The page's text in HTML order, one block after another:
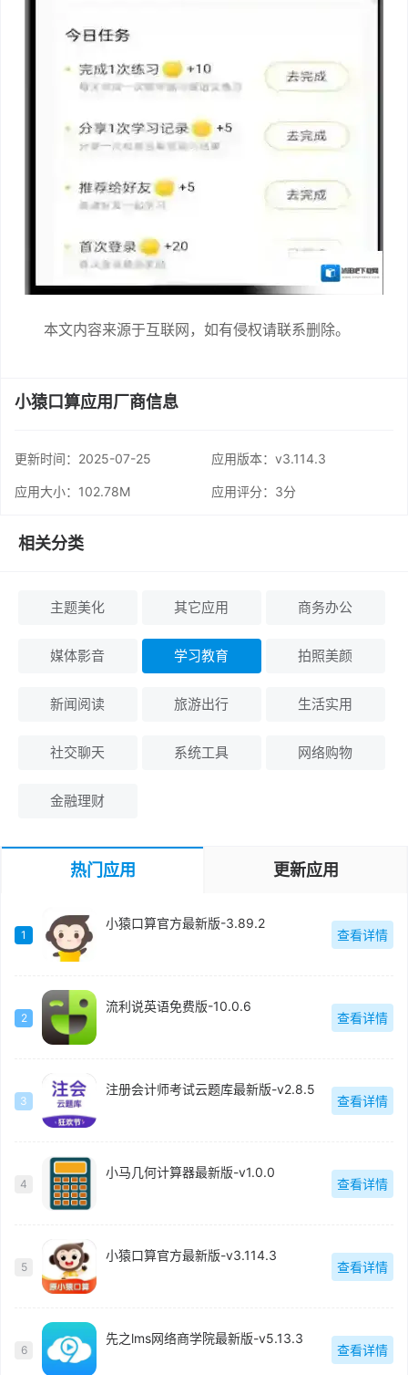
本文内容来源于互联网，如有侵权请联系删除。
小猿口算应用厂商信息
更新时间： 2025-07-25 应用版本：v3.114.3
应用大小：102.78M 应用评分： 3分
相关分类
主题美化 其它应用 商务办公
媒体影音 学习教育 拍照美颜
新闻阅读 旅游出行 生活实用
社交聊天 系统工具 网络购物
金融理财
热门应用 更新应用
1
小猿口算官方最新版-3.89.2
查看详情
2
流利说英语免费版-10.0.6
查看详情
3
注册会计师考试云题库最新版-v2.8.5
查看详情
4
小马几何计算器最新版-v1.0.0
查看详情
5
小猿口算官方最新版-v3.114.3
查看详情
6
先之lms网络商学院最新版-v5.13.3
查看详情